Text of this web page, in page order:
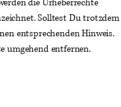
die Urheberrechte
Solltest Du trotzdem
entsprechenden Hinweis.
umgehend entfernen.